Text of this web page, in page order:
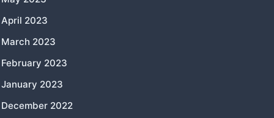
April 2023
March 2023
February 2023
January 2023
December 2022